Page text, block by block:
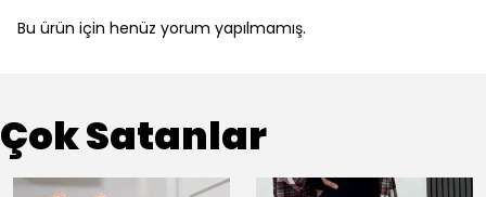
Bu ürün için henüz yorum yapılmamış.
Çok Satanlar